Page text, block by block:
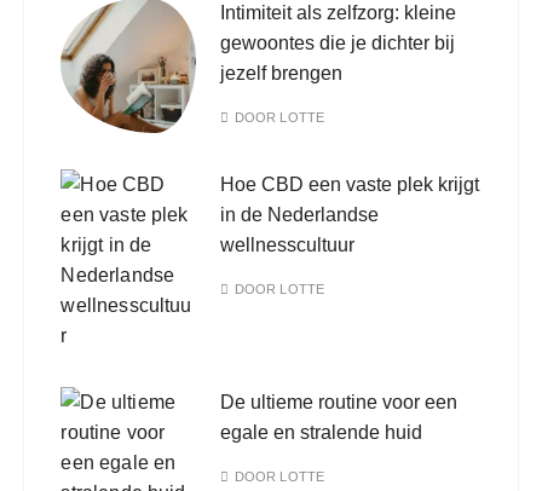
Intimiteit als zelfzorg: kleine
gewoontes die je dichter bij
jezelf brengen
DOOR LOTTE
Hoe CBD een vaste plek krijgt
in de Nederlandse
wellnesscultuur
DOOR LOTTE
De ultieme routine voor een
egale en stralende huid
DOOR LOTTE